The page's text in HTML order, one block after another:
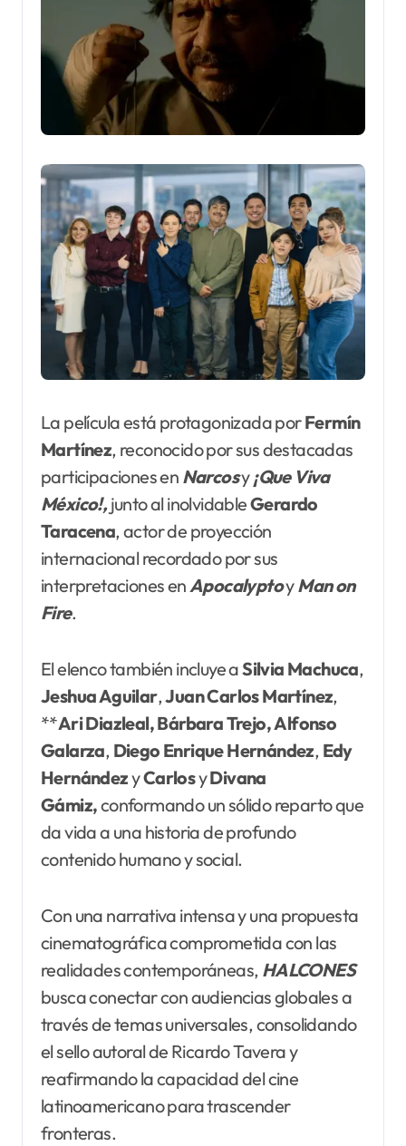
La película está protagonizada porFermín
Martínez, reconocido por sus destacadas
participaciones en Narcosy¡Que Viva
México!, junto al inolvidableGerardo
Taracena, actor de proyección
internacional recordado por sus
interpretaciones enApocalyptoyMan on
Fire.
El elenco también incluye aSilvia Machuca,
Jeshua Aguilar,Juan Carlos Martínez,
**Ari Diazleal,Bárbara Trejo,Alfonso
Galarza, Diego Enrique Hernández, Edy
HernándezyCarlosyDivana
Gámiz,conformando un sólido reparto que
da vida a una historia de profundo
contenido humano y social.
Con una narrativa intensa y una propuesta
cinematográfica comprometida con las
realidades contemporáneas, HALCONES
busca conectar con audiencias globales a
través de temas universales, consolidando
el sello autoral de Ricardo Tavera y
reafirmando la capacidad del cine
latinoamericano para trascender
fronteras.